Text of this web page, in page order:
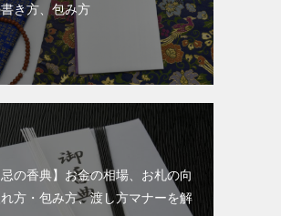
き方、包み方
の香典】お金の相場、お札の向
方・包み方、渡し方マナーを解